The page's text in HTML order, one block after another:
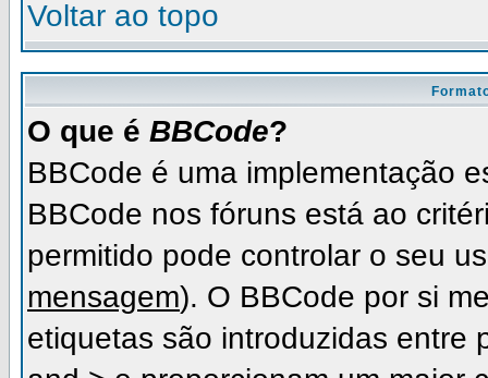
Voltar ao topo
O que é BBCode?
BBCode é uma implementação
BBCode nos fóruns está ao
permitido pode controlar o seu
mensagem). O BBCode por si
etiquetas são introduzidas entre